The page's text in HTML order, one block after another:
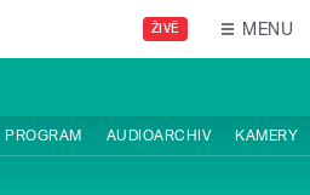
ŽIVĚ MENU
PROGRAM AUDIOARCHIV KAMERY